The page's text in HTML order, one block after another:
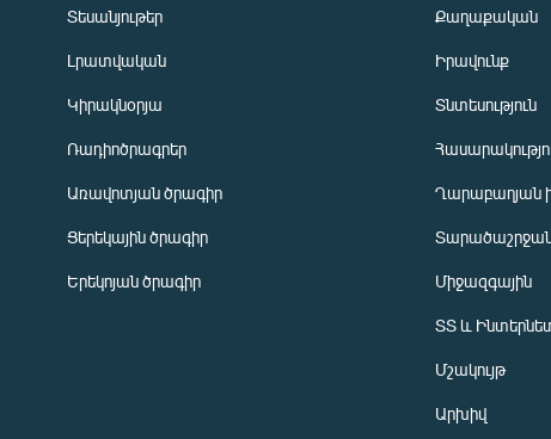
Տեսանյութեր
Լրատվական
Կիրակնօրյա
Ռադիոծրագրեր
Առավոտյան ծրագիր
Ցերեկային ծրագիր
Երեկոյան ծրագիր
Քաղաքական
Իրավունք
Տնտեսություն
Ղարաբաղյան
Միջազգային
ՏՏ և
Մշակույթ
Արխիվ